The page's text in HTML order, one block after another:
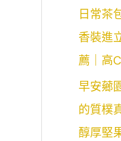
日常茶
香裝進
薦｜高
早安薌
的質樸
醇厚堅